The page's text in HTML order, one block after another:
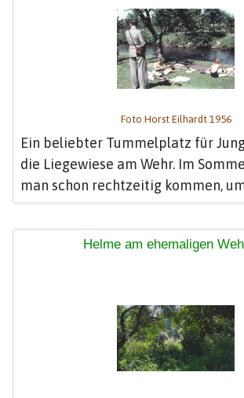
Foto Horst Eilhardt 1956
Ein beliebter Tummelplatz für
die Liegewiese am Wehr. Im
man schon rechtzeitig kommen,
Helme am ehemaligen